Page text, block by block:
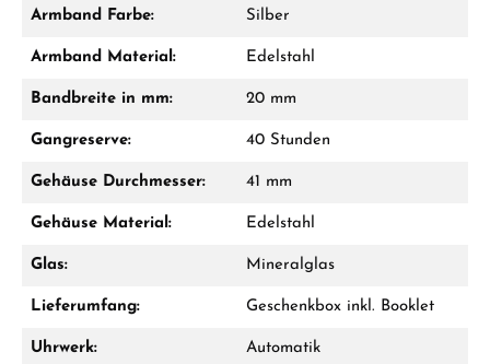
Ab 1.000 € Bestellwert erhalten Sie ein
Geschenk im Warenkorb.
Armband Farbe: Silber
Armband Material: Edelstahl
Bandbreite in mm: 20 mm
Gangreserve: 40 Stunden
Gehäuse Durchmesser: 41 mm
Gehäuse Material: Edelstahl
Glas: Mineralglas
Lieferumfang: Geschenkbox inkl. Booklet
Uhrwerk: Automatik